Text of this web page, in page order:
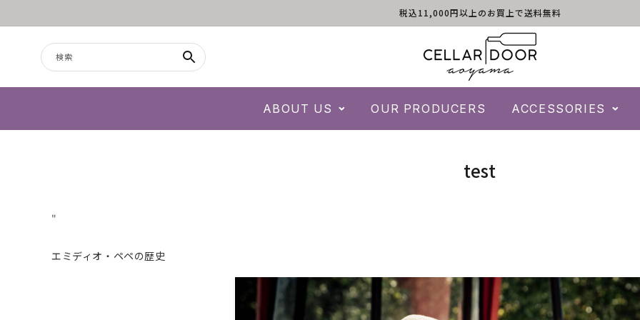
税込11,000円以上のお買上で送料無料
検索
ABOUT US OUR PRODUCERS ACCESSORIES
コ
ン
test
"
エミディオ・ペペの歴史